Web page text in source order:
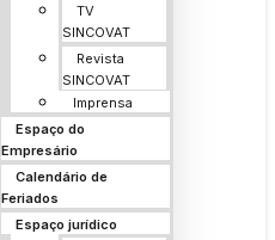
TV
SINCOVAT
Revista
SINCOVAT
Imprensa
Espaço do
Empresário
Calendário de
Feriados
Espaço jurídico